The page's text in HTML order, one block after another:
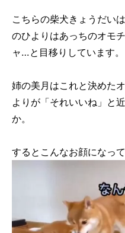
こちらの柴犬きょうだい
のひよりはあっちのオモ
ャ…と目移りしています。
姉の美月はこれと決めた
よりが「それいいね」と
か。
するとこんなお顔になっ